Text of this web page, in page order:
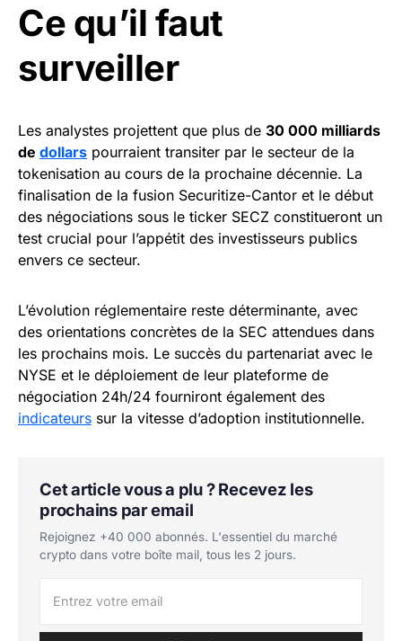
Ce qu’il faut
surveiller
Les analystes projettent que plus de 30 000 milliards
de dollars pourraient transiter par le secteur de la
tokenisation au cours de la prochaine décennie. La
finalisation de la fusion Securitize-Cantor et le début
des négociations sous le ticker SECZ constitueront un
test crucial pour l’appétit des investisseurs publics
envers ce secteur.
L’évolution réglementaire reste déterminante, avec
des orientations concrètes de la SEC attendues dans
les prochains mois. Le succès du partenariat avec le
NYSE et le déploiement de leur plateforme de
négociation 24h/24 fourniront également des
indicateurs sur la vitesse d’adoption institutionnelle.
Cet article vous a plu ? Recevez les
prochains par email
Rejoignez +40 000 abonnés. L'essentiel du marché
crypto dans votre boîte mail, tous les 2 jours.